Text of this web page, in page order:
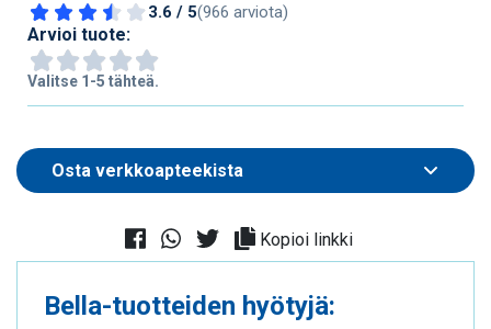
3.6 / 5(966 arviota)
Arvioi tuote:
Valitse 1-5 tähteä.
Kopioi linkki
Bella-tuotteiden hyötyjä: